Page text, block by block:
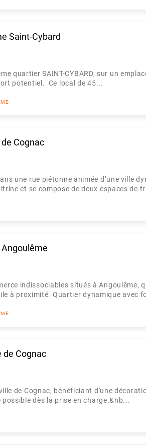
Saint-Cybard
quartier SAINT-CYBARD, sur un
potentiel. Ce local de 45...
Cognac
une rue piétonne animée d’une ville
et se compose de deux espaces de
indissociables situés à Angoulême,
à proximité. Quartier dynamique avec
de Cognac
de Cognac, bénéficiant d'une
dès la prise en charge.&nb...